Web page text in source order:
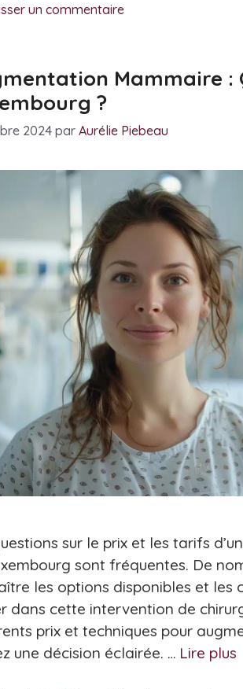
un commentaire
Mammaire :
?
2024par Aurélie Piebeau
sur le prix et les tarifs
sont fréquentes. De
les options disponibles et les
dans cette intervention de
prix et techniques pour
une décision éclairée. … Lire plus